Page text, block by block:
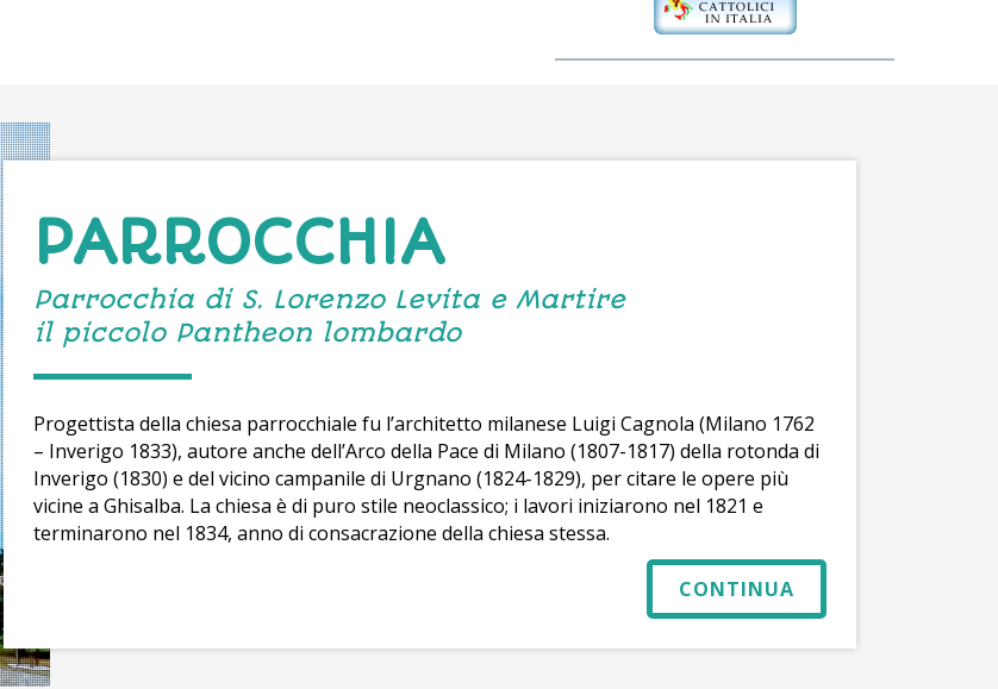
PARROCCHIA
Parrocchia di S. Lorenzo Levita e Martire
il piccolo Pantheon lombardo
Progettista della chiesa parrocchiale fu l’architetto milanese Luigi Cagnola (Milano 1762
– Inverigo 1833), autore anche dell’Arco della Pace di Milano (1807-1817) della rotonda di
Inverigo (1830) e del vicino campanile di Urgnano (1824-1829), per citare le opere più
vicine a Ghisalba. La chiesa è di puro stile neoclassico; i lavori iniziarono nel 1821 e
terminarono nel 1834, anno di consacrazione della chiesa stessa.
CONTINUA